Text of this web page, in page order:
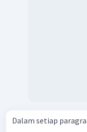
Dalam setiap